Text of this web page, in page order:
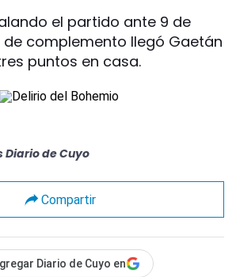
el partido ante 9 de
de complemento llegó Gaetán
puntos en casa.
de Cuyo
Compartir
Diario de Cuyo en